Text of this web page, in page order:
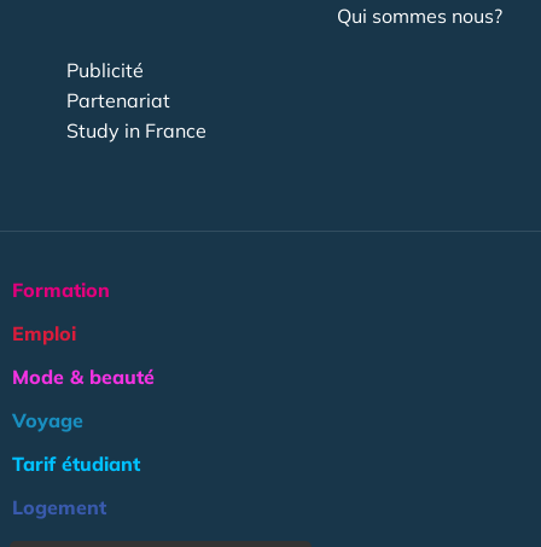
Qui sommes nous?
Publicité
Partenariat
Study in France
Formation
Emploi
Mode & beauté
Voyage
Tarif étudiant
Logement